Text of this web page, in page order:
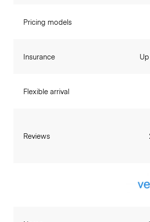
Pricing models
Insurance
Flexible arrival
Reviews